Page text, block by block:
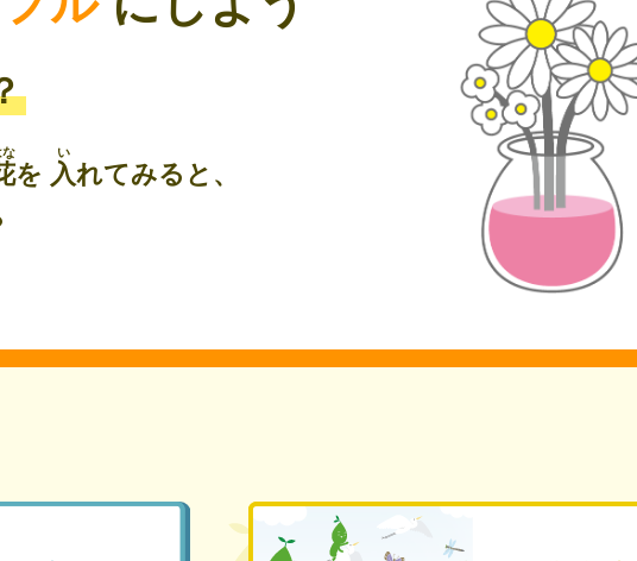
な
を 入
い
れてみると、